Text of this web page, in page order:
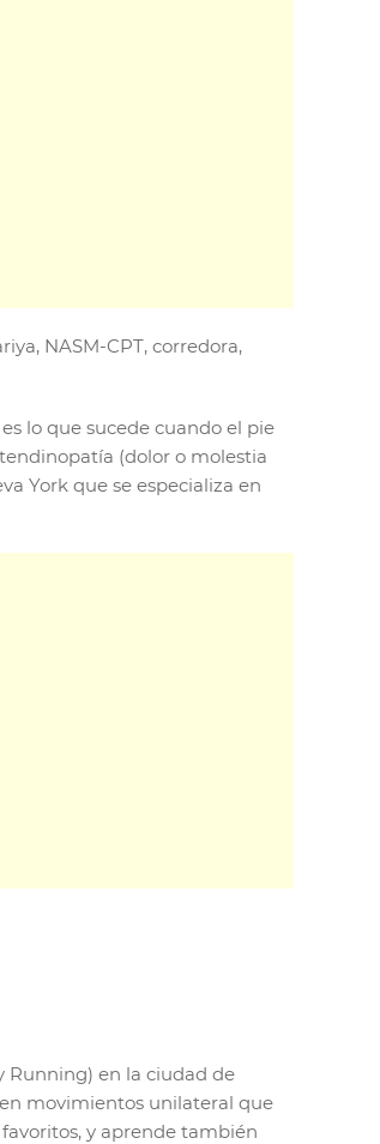
NASM-CPT, corredora,
lo que sucede cuando el pie
(dolor o molestia
York que se especializa en
Running) en la ciudad de
movimientos unilateral que
y aprende también